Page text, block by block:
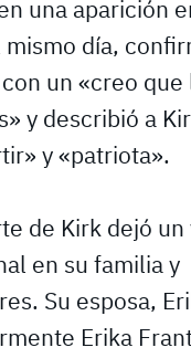
una aparición
mismo día,
un «creo que
y describió a
y «patriota».
de Kirk dejó un
en su familia y
Su esposa,
Erika